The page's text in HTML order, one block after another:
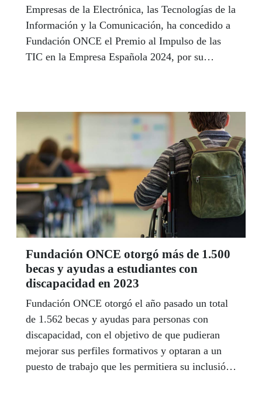
Empresas de la Electrónica, las Tecnologías de la
Información y la Comunicación, ha concedido a
Fundación ONCE el Premio al Impulso de las
TIC en la Empresa Española 2024, por su
Fundación ONCE otorgó más de 1.500
becas y ayudas a estudiantes con
discapacidad en 2023
Fundación ONCE otorgó el año pasado un total
de 1.562 becas y ayudas para personas con
discapacidad, con el objetivo de que pudieran
mejorar sus perfiles formativos y optaran a un
puesto de trabajo que les permitiera su inclusión